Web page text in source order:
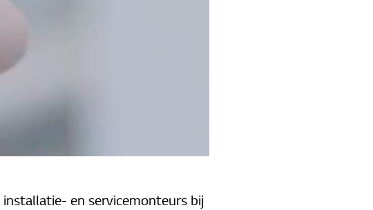
en servicemonteurs bij